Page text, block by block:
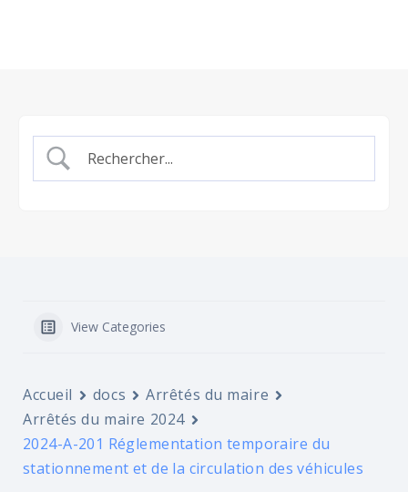
View Categories
Accueil docs
Arrêtés du maire
Arrêtés du maire 2024
2024-A-201 Réglementation temporaire du
stationnement et de la circulation des véhicules